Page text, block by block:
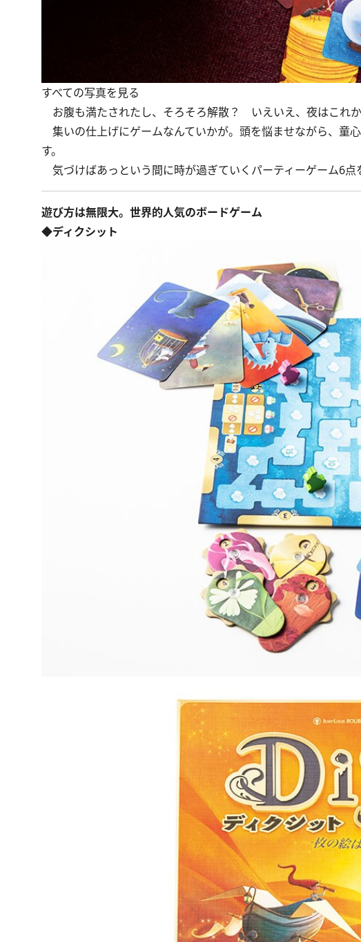
すべての写真を見る
お腹も満たされたし、そろそろ解散？ いえいえ、夜はこれか
集いの仕上げにゲームなんていかが。頭を悩ませながら、童
す。
気づけばあっという間に時が過ぎていくパーティーゲーム6
遊び方は無限大。世界的人気のボードゲーム
◆ディクシット